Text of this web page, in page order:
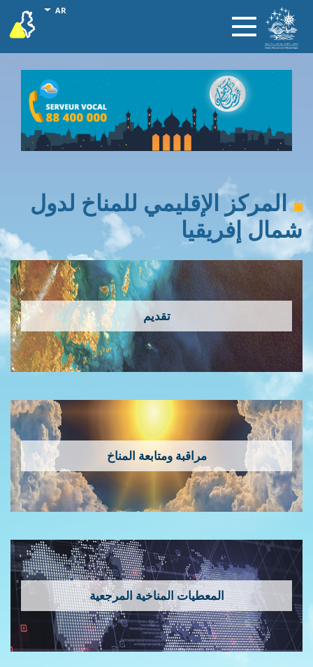
تجاوز
المحتوى
Toggle
navigation
AR
actions
vigilance
المركز الإقليمي للمناخ لدول
شمال إفريقيا
تقديم
مراقبة ومتابعة المناخ
المعطيات المناخية المرجعية